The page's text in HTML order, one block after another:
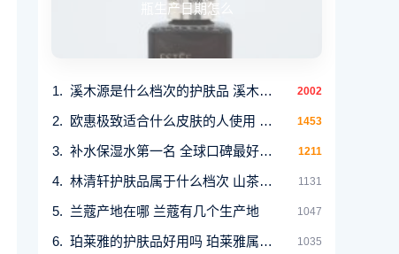
瓶生产日期怎么
溪木源是什么档次的护肤品 溪木源适合多大年龄 2002
欧惠极致适合什么皮肤的人使用 适合多大年龄女 1453
补水保湿水第一名 全球口碑最好的5款平价保湿爽 1211
林清轩护肤品属于什么档次 山茶花润肤油的开创 1131
兰蔻产地在哪 兰蔻有几个生产地 1047
珀莱雅的护肤品好用吗 珀莱雅属于什么档次的品 1035